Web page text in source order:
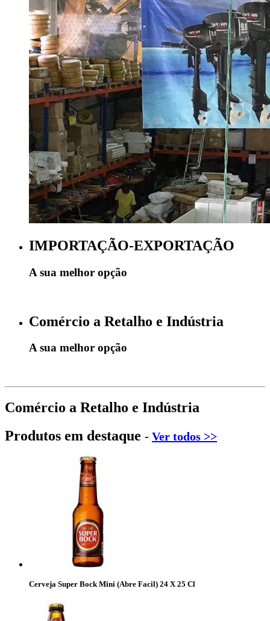
IMPORTAÇÃO-EXPORTAÇÃO
A sua melhor opção
Comércio a Retalho e Indústria
A sua melhor opção
Comércio a Retalho e Indústria
Produtos em destaque - Ver todos >>
Cerveja Super Bock Mini (Abre Facil) 24 X 25 Cl